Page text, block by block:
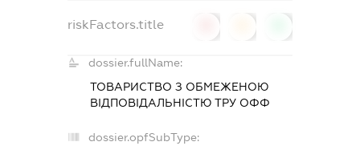
riskFactors.title
dossier.fullName:
ТОВАРИСТВО З ОБМЕЖЕНОЮ
ВІДПОВІДАЛЬНІСТЮТРУ ОФФ
dossier.opfSubType: